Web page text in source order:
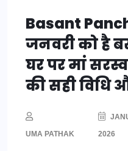
Basant
जनवरी को है
घर पर मां
की सही विधि
UMA PATHAK
2026